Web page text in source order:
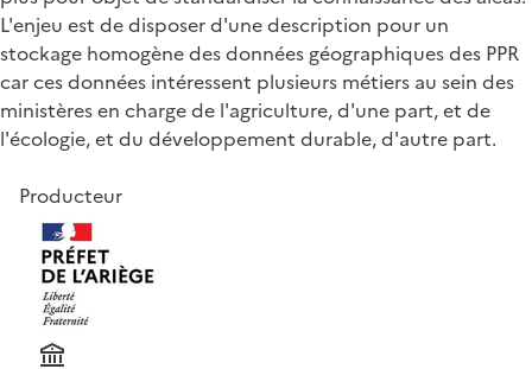
L'enjeu est de disposer d'une description pour un
stockage homogène des données géographiques des PPR
car ces données intéressent plusieurs métiers au sein des
ministères en charge de l'agriculture, d'une part, et de
l'écologie, et du développement durable, d'autre part.
Producteur